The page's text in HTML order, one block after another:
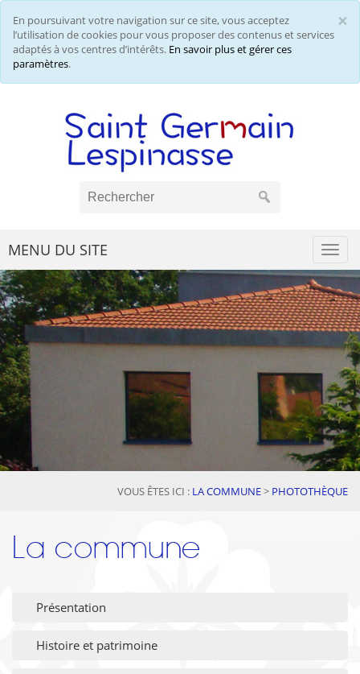
×
En poursuivant votre navigation sur ce site, vous acceptez
l’utilisation de cookies pour vous proposer des contenus et services
adaptés à vos centres d’intérêts. En savoir plus et gérer ces
paramètres.
MENU DU SITE
VOUS ÊTES ICI : LA COMMUNE> PHOTOTHÈQUE
La commune
Présentation
Histoire et patrimoine